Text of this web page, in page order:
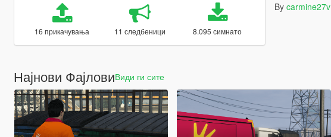
16 прикачувања 11 следбеници 8.095 симнато
By carmine27v
Најнови ФајловиВиди ги сите